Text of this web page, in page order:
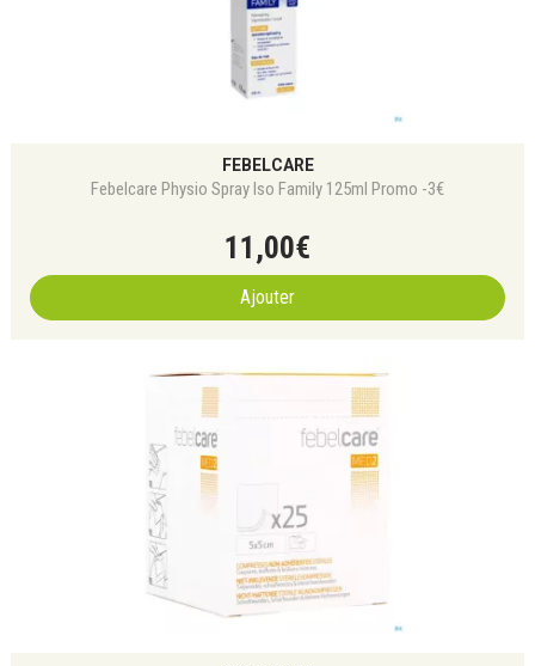
FEBELCARE
Febelcare Physio Spray Iso Family 125ml Promo -3€
11 ,00€
Ajouter